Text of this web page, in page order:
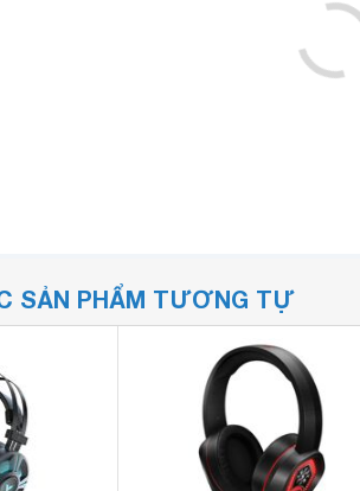
SẢN PHẨM TƯƠNG TỰ